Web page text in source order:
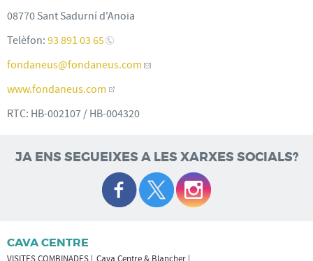
08770 Sant Sadurní d'Anoia
Telèfon: 93 891 03 65
fondaneus@fondaneus.com
www.fondaneus.com
RTC: HB-002107 / HB-004320
JA ENS SEGUEIXES A LES XARXES SOCIALS?
CAVA CENTRE